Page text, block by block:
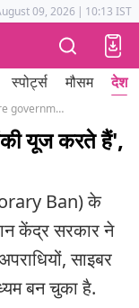
Tak Astrotak
09, 2026 | 10:13 IST
स्पोर्ट्स मौसम देश
telegram new dark web centre government claims delhi high court ban hearing
यूज करते हैं',
Ban) के
केंद्र सरकार ने
साइबर
बन चुका है.